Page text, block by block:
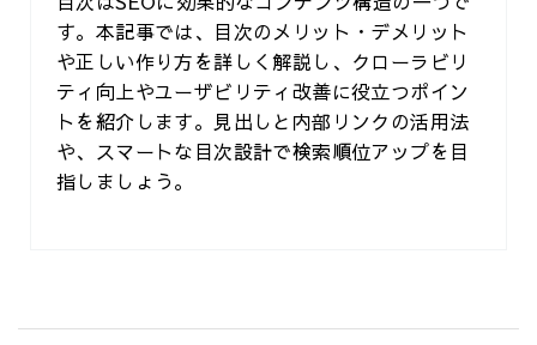
す。本記事では、目次のメリット・デメリット
や正しい作り方を詳しく解説し、クローラビリ
ティ向上やユーザビリティ改善に役立つポイン
トを紹介します。見出しと内部リンクの活用法
や、スマートな目次設計で検索順位アップを目
指しましょう。